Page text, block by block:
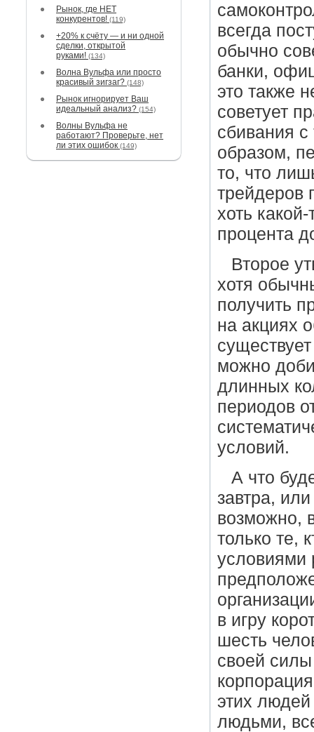
Рынок, где НЕТ
конкурентов! (119)
+20% к счёту — и ни одной
сделки, открытой
руками! (134)
Волна Вульфа или просто
красивый зигзаг? (148)
Рынок игнорирует Ваш
идеальный анализ? (154)
Волны Вульфа не
работают? Проверьте, нет
ли этих ошибок (149)
всегда
обычно
банки,
это также
советует
сбивания с
образом,
то, что
трейдеров
хоть
процента
Второе
хотя
получить
на акциях
можно
длинных
периодов
условий.
А что
завтра,
возможно,
только те,
условиями
в игру
шесть
своей
этих
людьми,